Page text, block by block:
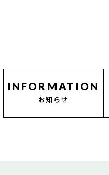
INFORMATION
お知らせ